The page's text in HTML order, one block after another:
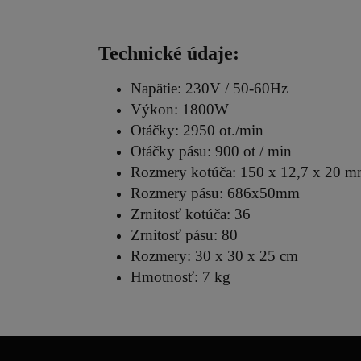
Technické údaje:
Napätie: 230V / 50-60Hz
Výkon: 1800W
Otáčky: 2950 ot./min
Otáčky pásu: 900 ot / min
Rozmery kotúča: 150 x 12,7 x 20
Rozmery pásu: 686x50mm
Zrnitosť kotúča: 36
Zrnitosť pásu: 80
Rozmery: 30 x 30 x 25 cm
Hmotnosť: 7 kg